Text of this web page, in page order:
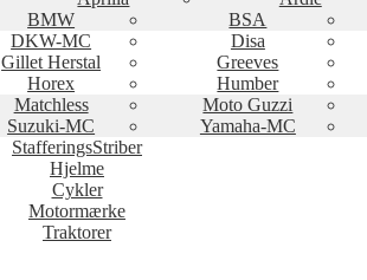
BMW BSA
DKW-MC Disa
Gillet Herstal Greeves
Horex Humber
Matchless Moto Guzzi
Suzuki-MC Yamaha-MC
StafferingsStriber
Hjelme
Cykler
Motormærke
Traktorer